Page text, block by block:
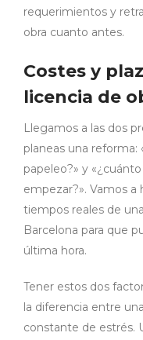
requerimientos y
obra cuanto antes.
Costes y
licencia de
Llegamos a las dos
planeas una reforma:
papeleo?» y
empezar?». Vamos a
tiempos reales de una
Barcelona para que
última hora.
Tener estos dos
la diferencia entre
constante de estrés.